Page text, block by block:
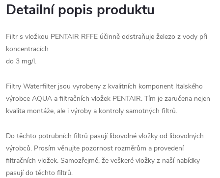
Detailní popis produktu
Filtr s vložkou PENTAIR RFFE účinně odstraňuje železo z vody při
koncentracích
do 3 mg/l.
Filtry Waterfilter jsou vyrobeny z kvalitních komponent Italského
výrobce AQUA a filtračních vložek PENTAIR. Tím je zaručena nejen
kvalita montáže, ale i výroby a kontroly samotných filtrů.
Do těchto potrubních filtrů pasují libovolné vložky od libovolných
výrobců. Prosím věnujte pozornost rozměrům a provedení
filtračních vložek. Samozřejmě, že veškeré vložky z naší nabídky
pasují do těchto filtrů.